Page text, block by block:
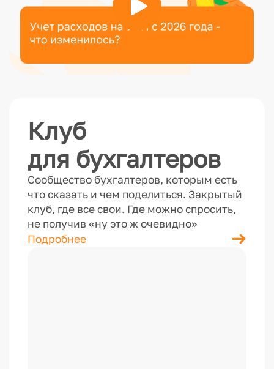
Клуб
для бухгалтеров
Сообщество бухгалтеров, которым есть
что сказать и чем поделиться. Закрытый
клуб, где все свои. Где можно спросить,
не получив «ну это ж очевидно»
Подробнее